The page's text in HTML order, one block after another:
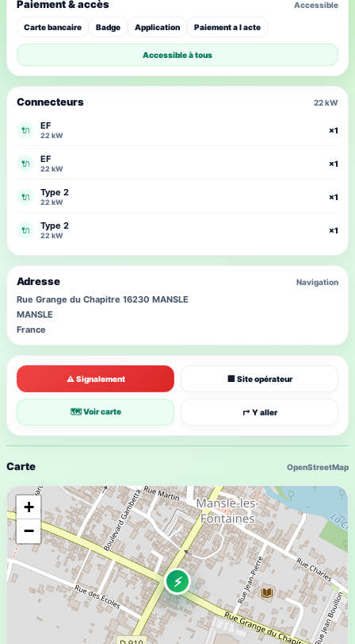
Carte OpenStreetMap
⚡
+
−
⚠ Signalement 🏢 Site opérateur
🗺 Voir carte ↱ Y aller
Connecteurs 22 kW
🔌 EF
22 kW
×1
🔌 EF
22 kW
×1
🔌 Type 2
22 kW
×1
🔌 Type 2
22 kW
×1
Paiement & accès Accessible
Carte bancaire Badge Application Paiement a l acte
Accessible à tous
Adresse Navigation
Rue Grange du Chapitre 16230 MANSLE
MANSLE
France